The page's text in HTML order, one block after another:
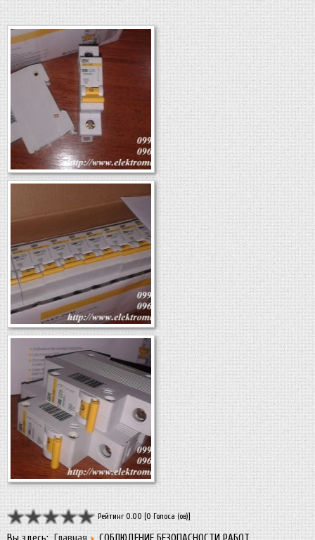
Рейтинг 0.00 [0 Голоса (ов)]